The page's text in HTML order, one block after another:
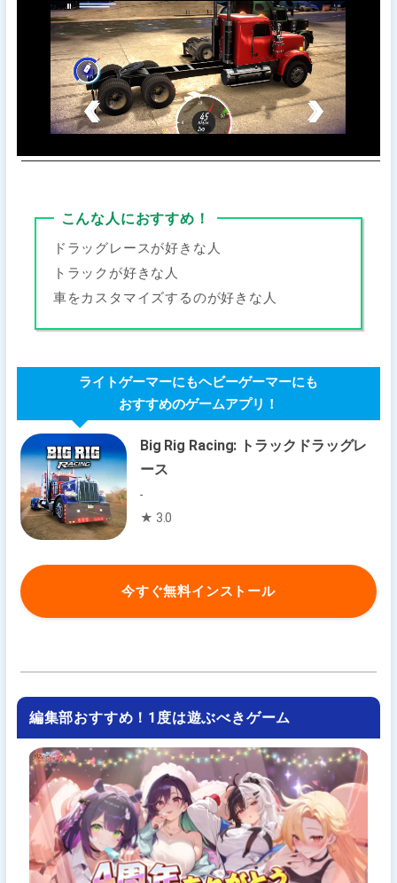
こんな人におすすめ！
ドラッグレースが好きな人
トラックが好きな人
車をカスタマイズするのが好きな人
ライトゲーマーにもヘビーゲーマーにも
おすすめのゲームアプリ！
Big Rig Racing: トラックドラッグレ
ース
-
★ 3.0
今すぐ無料インストール
編集部おすすめ！1度は遊ぶべきゲーム